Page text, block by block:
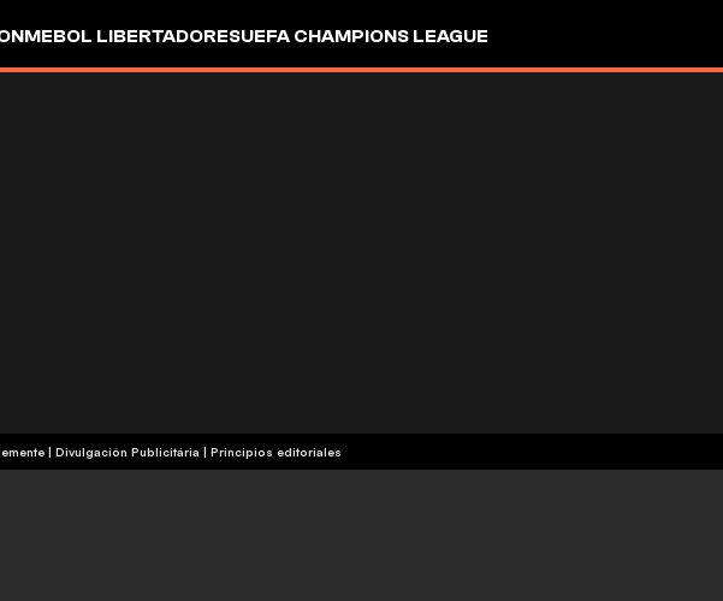
LIBERTADORESUEFA CHAMPIONS LEAGUE
| Divulgación Publicitária | Principios editoriales